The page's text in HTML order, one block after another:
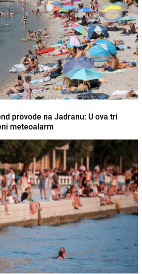
provode na Jadranu: U ova tri
meteoalarm